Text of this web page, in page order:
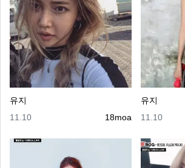
유지
등록자
18moa
등록일
11.10
유지
등록일
11.10